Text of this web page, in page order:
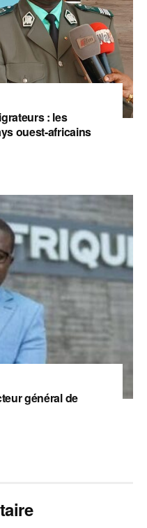
: les
ouest-africains
général de